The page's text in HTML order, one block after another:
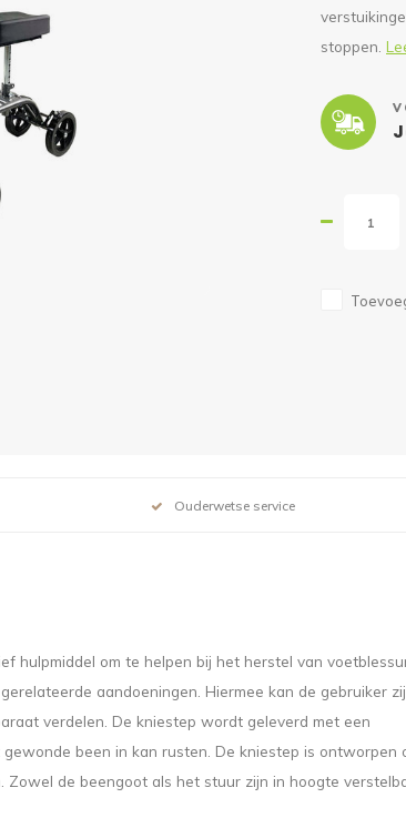
stoppen.
Ouderwetse service
hulpmiddel om te helpen bij het herstel van
aandoeningen. Hiermee kan de gebruiker
verdelen. De kniestep wordt geleverd met een
been in kan rusten. De kniestep is ontworpen
Zowel de beengoot als het stuur zijn in hoogte